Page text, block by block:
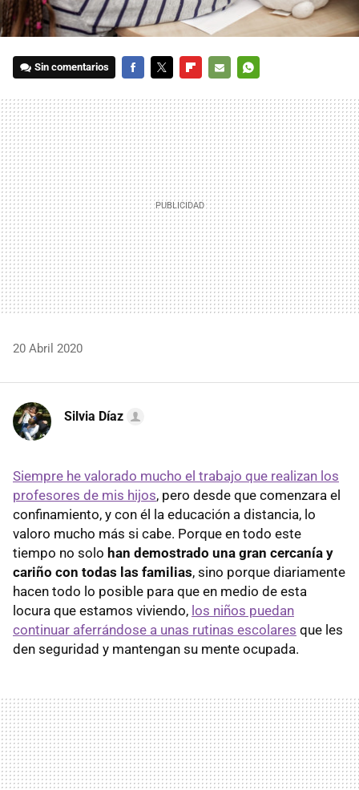
Sin comentarios
MAIL
20 Abril 2020
Silvia Díaz
Siempre he valorado mucho el trabajo que realizan los
profesores de mis hijos, pero desde que comenzara el
confinamiento, y con él la educación a distancia, lo
valoro mucho más si cabe. Porque en todo este
tiempo no solo han demostrado una gran cercanía y
cariño con todas las familias, sino porque diariamente
hacen todo lo posible para que en medio de esta
locura que estamos viviendo, los niños puedan
continuar aferrándose a unas rutinas escolares que les
den seguridad y mantengan su mente ocupada.